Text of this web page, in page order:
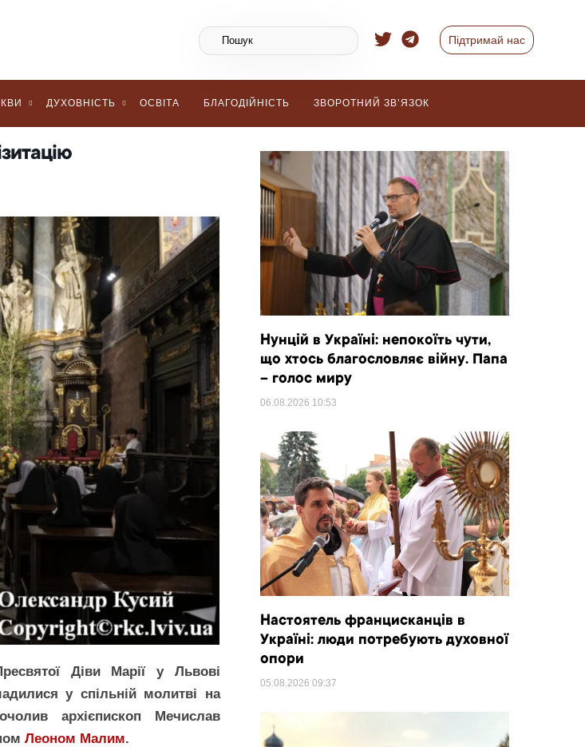
Підтримай нас
ДУХОВНІСТЬ ОСВІТА БЛАГОДІЙНІСТЬ ЗВОРОТНИЙ ЗВ’ЯЗОК
Діви Марії у Львові
у спільній молитві на
архієпископ Мечислав
Леоном Малим.
Нунцій в Україні: непокоїть чути,
що хтось благословляє війну. Папа
– голос миру
06.08.2026 10:53
Настоятель францисканців в
Україні: люди потребують духовної
опори
05.08.2026 09:37